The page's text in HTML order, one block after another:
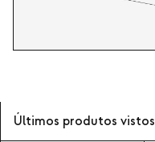
Últimos produtos vistos